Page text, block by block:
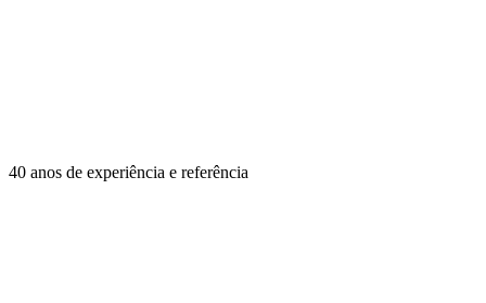
40 anos de experiência e referência